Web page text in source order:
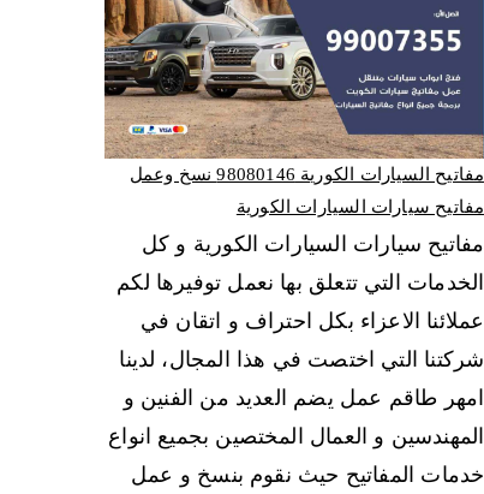
مفاتيح السيارات الكورية 98080146‬ نسخ وعمل
مفاتيح سيارات السيارات الكورية
مفاتيح سيارات السيارات الكورية و كل
الخدمات التي تتعلق بها نعمل توفيرها لكم
عملائنا الاعزاء بكل احتراف و اتقان في
شركتنا التي اختصت في هذا المجال، لدينا
امهر طاقم عمل يضم العديد من الفنين و
المهندسين و العمال المختصين بجميع انواع
خدمات المفاتيح حيث نقوم بنسخ و عمل